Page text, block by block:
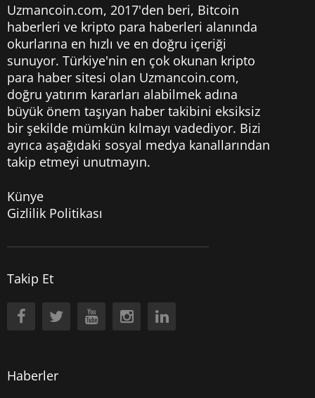
Uzmancoin.com, 2017'den beri, Bitcoin
haberleri ve kripto para haberleri alanında
okurlarına en hızlı ve en doğru içeriği
sunuyor. Türkiye'nin en çok okunan kripto
para haber sitesi olan Uzmancoin.com,
doğru yatırım kararları alabilmek adına
büyük önem taşıyan haber takibini eksiksiz
bir şekilde mümkün kılmayı vadediyor. Bizi
ayrıca aşağıdaki sosyal medya kanallarından
takip etmeyi unutmayın.
Künye
Gizlilik Politikası
Takip Et
Haberler